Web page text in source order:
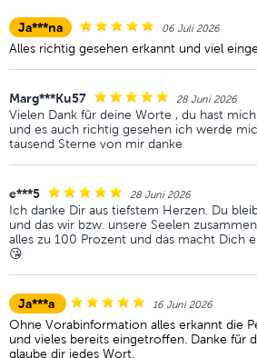
Ja***na 06 Juli 2026
Alles richtig gesehen erkannt und viel
Marg***Ku57 28 Juni 2026
Vielen Dank für deine Worte , du hast
und es auch richtig gesehen ich werde
tausend Sterne von mir danke
e***5 28 Juni 2026
Ich danke Dir aus tiefstem Herzen. Du
und das wir bzw. unsere Seelen
alles zu 100 Prozent und das macht Dich
😘
Ja***a 16 Juni 2026
Ohne Vorabinformation alles erkannt die
und vieles bereits eingetroffen. Danke für
glaube dir jedes Wort.